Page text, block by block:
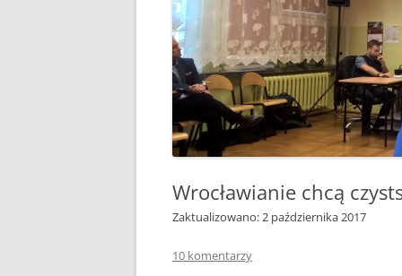
KIEDY, ZA CO, ILE TO
ZAKAZ PALENIA W
GDZIE JEST, GDZIE
ŻYĆ?
JAK PALIĆ DREWNEM
JAK PALIĆ KOKSEM
DYM I SADZA A JAKOŚĆ
CZY
Wrocławianie chcą
Zaktualizowano: 2 października 2017
10 komentarzy